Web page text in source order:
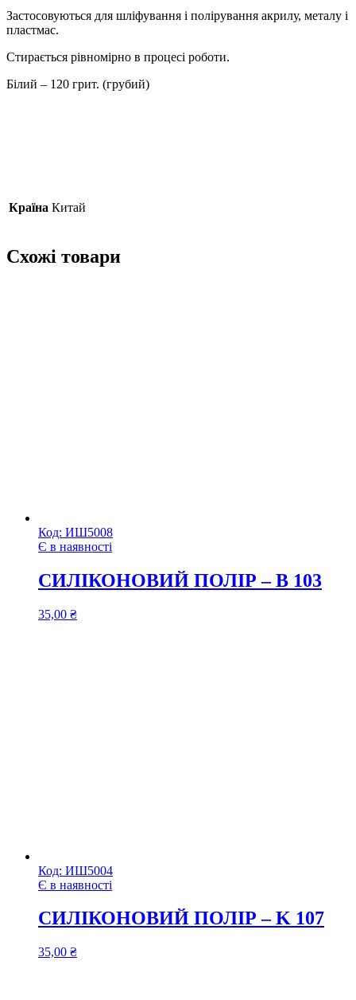
Застосовуються для шліфування і полірування акрилу, металу і
пластмас.
Стирається рівномірно в процесі роботи.
Білий – 120 грит. (грубий)
Країна Китай
Схожі товари
Код: ИШ5008
Є в наявності
СИЛІКОНОВИЙ ПОЛІР – B 103
35,00 ₴
Код: ИШ5004
Є в наявності
СИЛІКОНОВИЙ ПОЛІР – K 107
35,00 ₴